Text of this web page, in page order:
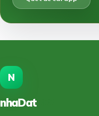
N
nhaDat